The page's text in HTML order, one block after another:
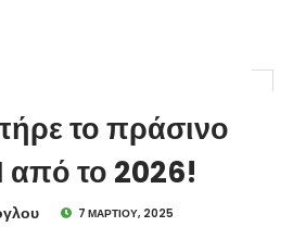
το πράσινο
από το 2026!
7 ΜΑΡΤΊΟΥ, 2025